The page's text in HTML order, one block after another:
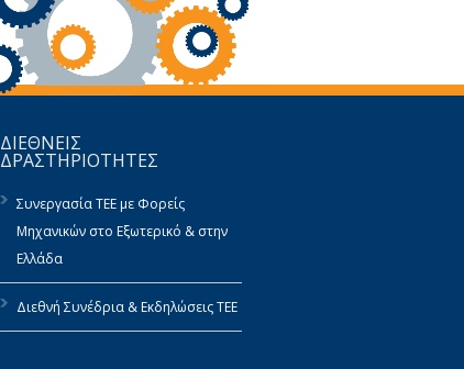
ΔΙΕΘΝΕΙΣ
ΔΡΑΣΤΗΡΙΟΤΗΤΕΣ
Συνεργασία ΤΕΕ με Φορείς
Μηχανικών στο Εξωτερικό & στην
Ελλάδα
Διεθνή Συνέδρια & Εκδηλώσεις ΤΕΕ